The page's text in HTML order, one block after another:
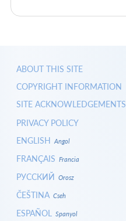
ABOUT THIS SITE
COPYRIGHT INFORMATION
SITE ACKNOWLEDGEMENTS
PRIVACY POLICY
ENGLISH Angol
FRANÇAIS Francia
РУССКИЙ Orosz
ČEŠTINA Cseh
ESPAÑOL Spanyol